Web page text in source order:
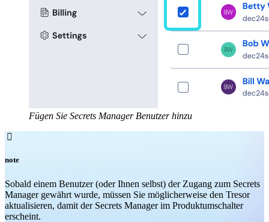
Fügen Sie Secrets Manager Benutzer hinzu

note
Sobald einem Benutzer (oder Ihnen selbst) der Zugang zum Secrets
Manager gewährt wurde, müssen Sie möglicherweise den Tresor
aktualisieren, damit der Secrets Manager im Produktumschalter
erscheint.